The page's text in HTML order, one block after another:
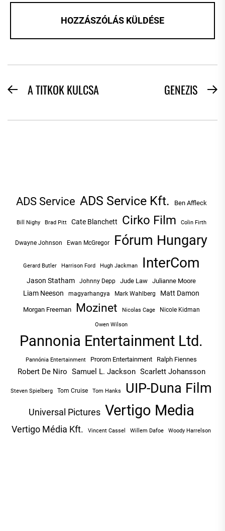
BEJEGYZÉS
PreviousA TITKOK KULCSA GENEZIS
ADS Service ADS Service Kft. Ben Affleck
Bill Nighy Brad Pitt Cate Blanchett Cirko Film Colin Firth
Dwayne Johnson Ewan McGregor Fórum Hungary
Gerard Butler Harrison Ford Hugh Jackman InterCom
Jason Statham Johnny Depp Jude Law Julianne Moore
Liam Neeson magyarhangya Mark Wahlberg Matt Damon
Morgan Freeman Mozinet Nicolas Cage Nicole Kidman
Owen Wilson
Pannonia Entertainment Ltd.
Pannónia Entertainment Prorom Entertainment Ralph Fiennes
Robert De Niro Samuel L. Jackson Scarlett Johansson
Steven Spielberg Tom Cruise Tom Hanks UIP-Duna Film
Universal Pictures Vertigo Media
Vertigo Média Kft. Vincent Cassel Willem Dafoe Woody Harrelson